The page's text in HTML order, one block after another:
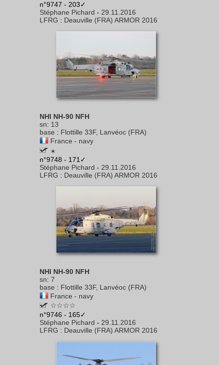
n°9747 - 203✓
Stéphane Pichard - 29.11.2016
LFRG : Deauville (FRA) ARMOR 2016
NHI NH-90 NFH
sn: 13
base : Flottille 33F, Lanvéoc (FRA)
France - navy
✶
n°9748 - 171✓
Stéphane Pichard - 29.11.2016
LFRG : Deauville (FRA) ARMOR 2016
NHI NH-90 NFH
sn: 7
base : Flottille 33F, Lanvéoc (FRA)
France - navy
☆☆☆☆
n°9746 - 165✓
Stéphane Pichard - 29.11.2016
LFRG : Deauville (FRA) ARMOR 2016